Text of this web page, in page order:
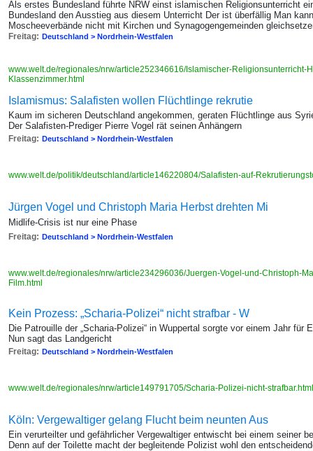
Als erstes Bundesland führte NRW einst islamischen Religionsunterricht
Bundesland den Ausstieg aus diesem Unterricht Der ist überfällig Man
Moscheeverbände nicht mit Kirchen und Synagogengemeinden
Freitag: Deutschland > Nordrhein-Westfalen
www.welt.de/regionales/nrw/article252346616/Islamischer-Religionsunterricht-
Klassenzimmer.html
Islamismus: Salafisten wollen Flüchtlinge rekrutie
Kaum im sicheren Deutschland angekommen, geraten Flüchtlinge aus
Der Salafisten-Prediger Pierre Vogel rät seinen Anhängern
Freitag: Deutschland > Nordrhein-Westfalen
www.welt.de/politik/deutschland/article146220804/Salafisten-auf-
Jürgen Vogel und Christoph Maria Herbst drehten Mi
Midlife-Crisis ist nur eine Phase
Freitag: Deutschland > Nordrhein-Westfalen
www.welt.de/regionales/nrw/article234296036/Juergen-Vogel-und-Christoph-
Film.html
Kein Prozess: „Scharia-Polizei“ nicht strafbar - W
Die Patrouille der „Scharia-Polizei“ in Wuppertal sorgte vor einem Jahr für
Nun sagt das Landgericht
Freitag: Deutschland > Nordrhein-Westfalen
www.welt.de/regionales/nrw/article149791705/Scharia-Polizei-nicht-
Köln: Vergewaltiger gelang Flucht beim neunten Aus
Ein verurteilter und gefährlicher Vergewaltiger entwischt bei einem seiner
Denn auf der Toilette macht der begleitende Polizist wohl den